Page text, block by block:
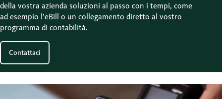
della vostra azienda soluzioni al passo con i tempi, come
ad esempio l’eBill o un collegamento diretto al vostro
programma di contabilità.
Contattaci